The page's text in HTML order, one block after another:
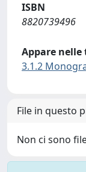
ISBN
8820739496
Appare nelle
3.1.2
File in questo
Non ci sono